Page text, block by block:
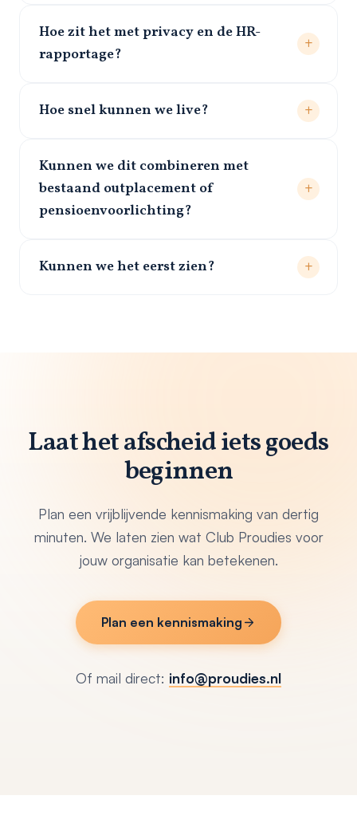
Hoe zit het met privacy en de HR-
rapportage?
Hoe snel kunnen we live?
Kunnen we dit combineren met
bestaand outplacement of
pensioenvoorlichting?
Kunnen we het eerst zien?
Laat het afscheid iets goeds
beginnen
Plan een vrijblijvende kennismaking van dertig
minuten. We laten zien wat Club Proudies voor
jouw organisatie kan betekenen.
Plan een kennismaking
Of mail direct: info@proudies.nl